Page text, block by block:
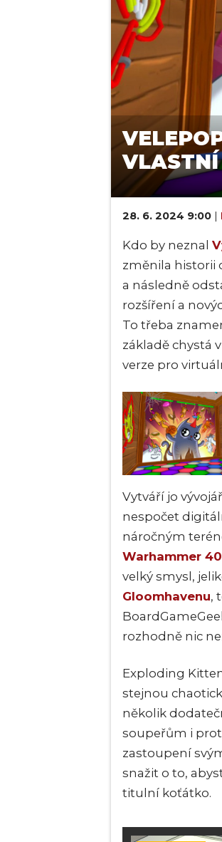
VLASTNÍ
28. 6. 2024 9:00 |
Kdo by neznal
změnila historii
a následně
rozšíření a
To třeba
základě chystá
verze pro
Vytváří jo
nespočet
náročným
Warhammer
velký smysl,
Gloomhavenu,
rozhodně nic
Exploding
stejnou
několik
soupeřům i
zastoupení
snažit o to,
titulní koťátko.